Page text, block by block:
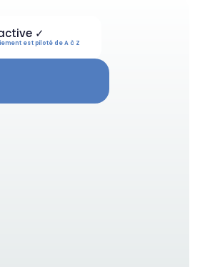
✓
est piloté de A à Z